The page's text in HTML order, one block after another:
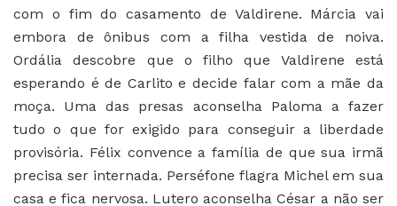
com o fim do casamento de Valdirene. Márcia vai
embora de ônibus com a filha vestida de noiva.
Ordália descobre que o filho que Valdirene está
esperando é de Carlito e decide falar com a mãe da
moça. Uma das presas aconselha Paloma a fazer
tudo o que for exigido para conseguir a liberdade
provisória. Félix convence a família de que sua irmã
precisa ser internada. Perséfone flagra Michel em sua
casa e fica nervosa. Lutero aconselha César a não ser